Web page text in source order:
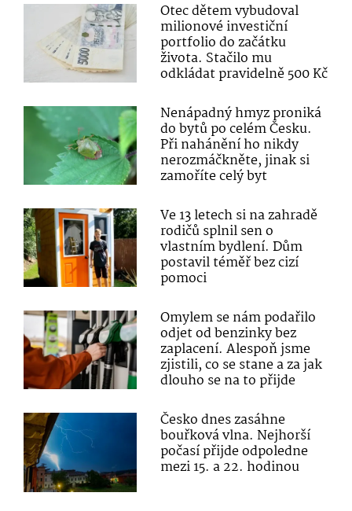
Otec dětem vybudoval
milionové investiční
portfolio do začátku
života. Stačilo mu
odkládat pravidelně 500 Kč
Nenápadný hmyz proniká
do bytů po celém Česku.
Při nahánění ho nikdy
nerozmáčkněte, jinak si
zamoříte celý byt
Ve 13 letech si na zahradě
rodičů splnil sen o
vlastním bydlení. Dům
postavil téměř bez cizí
pomoci
Omylem se nám podařilo
odjet od benzinky bez
zaplacení. Alespoň jsme
zjistili, co se stane a za jak
dlouho se na to přijde
Česko dnes zasáhne
bouřková vlna. Nejhorší
počasí přijde odpoledne
mezi 15. a 22. hodinou